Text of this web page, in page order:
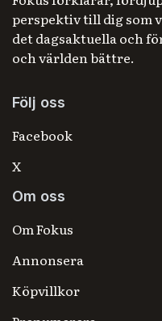
perspektiv till dig som
det dagsaktuella och
och världen bättre.
Följ oss
Facebook
X
Om oss
Om Fokus
Annonsera
Köpvillkor